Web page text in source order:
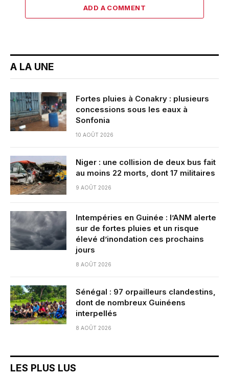
ADD A COMMENT
A LA UNE
Fortes pluies à Conakry : plusieurs
concessions sous les eaux à
Sonfonia
10 AOÛT 2026
Niger : une collision de deux bus fait
au moins 22 morts, dont 17 militaires
9 AOÛT 2026
Intempéries en Guinée : l’ANM alerte
sur de fortes pluies et un risque
élevé d’inondation ces prochains
jours
8 AOÛT 2026
Sénégal : 97 orpailleurs clandestins,
dont de nombreux Guinéens
interpellés
8 AOÛT 2026
LES PLUS LUS